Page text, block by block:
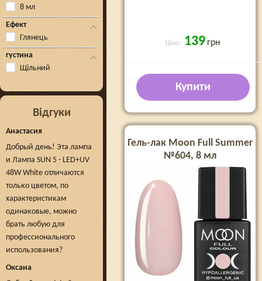
8 мл
Ефект
Глянець
густина
Щільний
Відгуки
Анастасия
Добрый день! Эта лампа
и Лампа SUN 5 - LED+UV
48W White отличаются
только цветом, по
характеристикам
одинаковые, можно
брать любую для
профессионального
использования?
Оксана
Ціна: 139 грн
Купити
Гель-лак Moon Full Summer
№604, 8 мл